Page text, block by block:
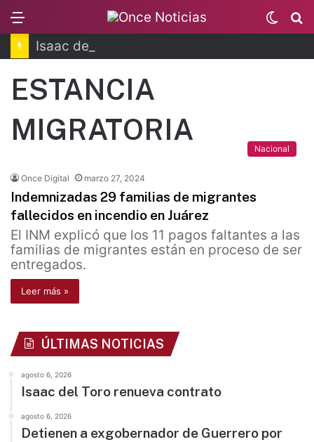
Isaac del Toro renueva contrato
Switch
skin
ESTANCIA
MIGRATORIA
Nacional
Once Digital marzo 27, 2024
Indemnizadas 29 familias de migrantes
fallecidos en incendio en Juárez
El INM explicó que los 11 pagos faltantes a las
familias de migrantes están en proceso de ser
entregados.
Leer más »
ÚLTIMAS NOTICIAS
agosto 6, 2026
Isaac del Toro renueva contrato
agosto 6, 2026
Detienen a exgobernador de Guerrero por